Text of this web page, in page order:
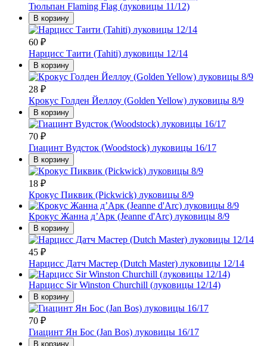
Тюльпан Flaming Flag (луковицы 11/12)
В корзину
60 ₽
Нарцисс Таити (Tahiti) луковицы 12/14
В корзину
28 ₽
Крокус Голден Йеллоу (Golden Yellow) луковицы 8/9
В корзину
70 ₽
Гиацинт Вудсток (Woodstock) луковицы 16/17
В корзину
18 ₽
Крокус Пиквик (Pickwick) луковицы 8/9
Крокус Жанна д’Арк (Jeanne d'Arc) луковицы 8/9
В корзину
45 ₽
Нарцисс Датч Мастер (Dutch Master) луковицы 12/14
Нарцисс Sir Winston Churchill (луковицы 12/14)
В корзину
70 ₽
Гиацинт Ян Бос (Jan Bos) луковицы 16/17
В корзину